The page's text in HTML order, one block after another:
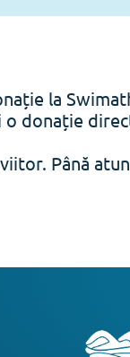
la
o donație
Până